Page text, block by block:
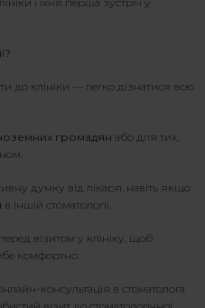
до клініки — легко дізнатися всю
громадян або для тих,
думку від лікаря, навіть якщо
в іншій стоматології.
візитом у клініку, щоб
комфортно.
консультація в стоматолога